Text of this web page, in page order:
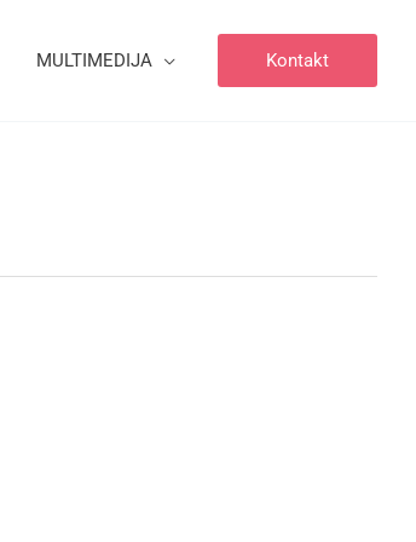
MULTIMEDIJA Kontakt